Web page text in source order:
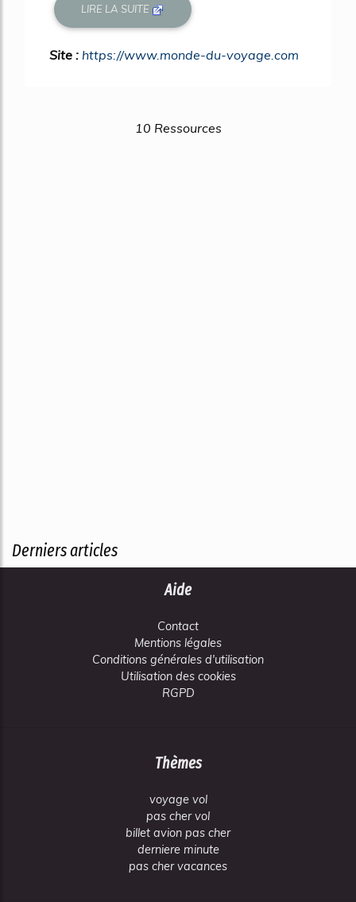
LIRE LA SUITE
Site : https://www.monde-du-voyage.com
10 Ressources
Derniers articles
Aide
Contact
Mentions légales
Conditions générales d'utilisation
Utilisation des cookies
RGPD
Thèmes
voyage vol
pas cher vol
billet avion pas cher
derniere minute
pas cher vacances